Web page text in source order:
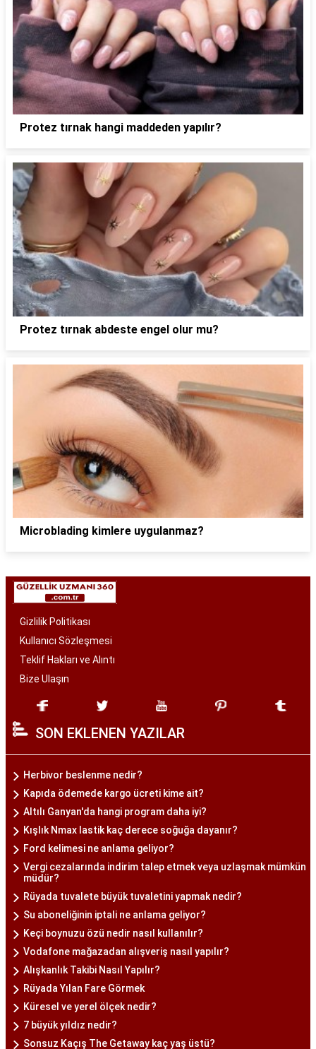
Protez tırnak hangi maddeden yapılır?
Protez tırnak abdeste engel olur mu?
Microblading kimlere uygulanmaz?
Gizlilik Politikası
Kullanıcı Sözleşmesi
Teklif Hakları ve Alıntı
Bize Ulaşın
SON EKLENEN YAZILAR
Herbivor beslenme nedir?
Kapıda ödemede kargo ücreti kime ait?
Altılı Ganyan'da hangi program daha iyi?
Kışlık Nmax lastik kaç derece soğuğa dayanır?
Ford kelimesi ne anlama geliyor?
Vergi cezalarında indirim talep etmek veya uzlaşmak mümkün
müdür?
Rüyada tuvalete büyük tuvaletini yapmak nedir?
Su aboneliğinin iptali ne anlama geliyor?
Keçi boynuzu özü nedir nasıl kullanılır?
Vodafone mağazadan alışveriş nasıl yapılır?
Alışkanlık Takibi Nasıl Yapılır?
Rüyada Yılan Fare Görmek
Küresel ve yerel ölçek nedir?
7 büyük yıldız nedir?
Sonsuz Kaçış The Getaway kaç yaş üstü?